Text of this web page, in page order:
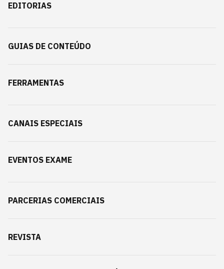
EDITORIAS
GUIAS DE CONTEÚDO
FERRAMENTAS
CANAIS ESPECIAIS
EVENTOS EXAME
PARCERIAS COMERCIAIS
REVISTA